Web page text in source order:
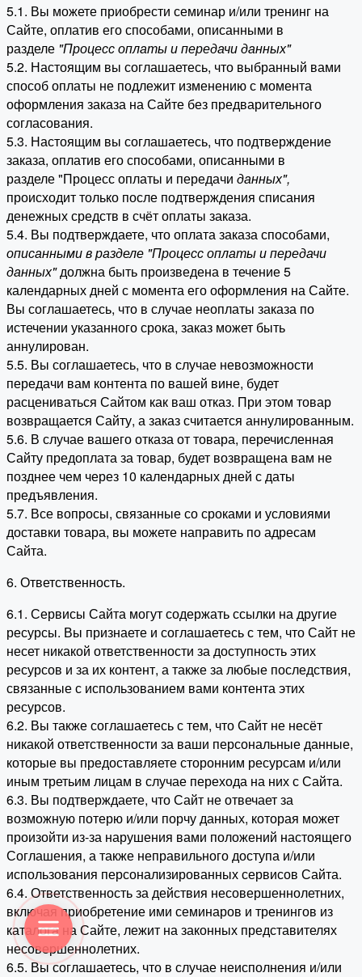
5.1. Вы можете приобрести семинар и/или тренинг на
Сайте, оплатив его способами, описанными в
разделе "Процесс оплаты и передачи данных"
5.2. Настоящим вы соглашаетесь, что выбранный вами
способ оплаты не подлежит изменению с момента
оформления заказа на Сайте без предварительного
согласования.
5.3. Настоящим вы соглашаетесь, что подтверждение
заказа, оплатив его способами, описанными в
разделе "Процесс оплаты и передачи данных",
происходит только после подтверждения списания
денежных средств в счёт оплаты заказа.
5.4. Вы подтверждаете, что оплата заказа способами,
описанными в разделе "Процесс оплаты и передачи
данных"должна быть произведена в течение 5
календарных дней с момента его оформления на Сайте.
Вы соглашаетесь, что в случае неоплаты заказа по
истечении указанного срока, заказ может быть
аннулирован.
5.5. Вы соглашаетесь, что в случае невозможности
передачи вам контента по вашей вине, будет
расцениваться Сайтом как ваш отказ. При этом товар
возвращается Сайту, а заказ считается аннулированным.
5.6. В случае вашего отказа от товара, перечисленная
Сайту предоплата за товар, будет возвращена вам не
позднее чем через 10 календарных дней с даты
предъявления.
5.7. Все вопросы, связанные со сроками и условиями
доставки товара, вы можете направить по адресам
Сайта.
6. Ответственность.
6.1. Сервисы Сайта могут содержать ссылки на другие
ресурсы. Вы признаете и соглашаетесь с тем, что Сайт не
несет никакой ответственности за доступность этих
ресурсов и за их контент, а также за любые последствия,
связанные с использованием вами контента этих
ресурсов.
6.2. Вы также соглашаетесь с тем, что Сайт не несёт
никакой ответственности за ваши персональные данные,
которые вы предоставляете сторонним ресурсам и/или
иным третьим лицам в случае перехода на них с Сайта.
6.3. Вы подтверждаете, что Сайт не отвечает за
возможную потерю и/или порчу данных, которая может
произойти из-за нарушения вами положений настоящего
Соглашения, а также неправильного доступа и/или
использования персонализированных сервисов Сайта.
6.4. Ответственность за действия несовершеннолетних,
включая приобретение ими семинаров и тренингов из
каталога на Сайте, лежит на законных представителях
несовершеннолетних.
6.5. Вы соглашаетесь, что в случае неисполнения и/или